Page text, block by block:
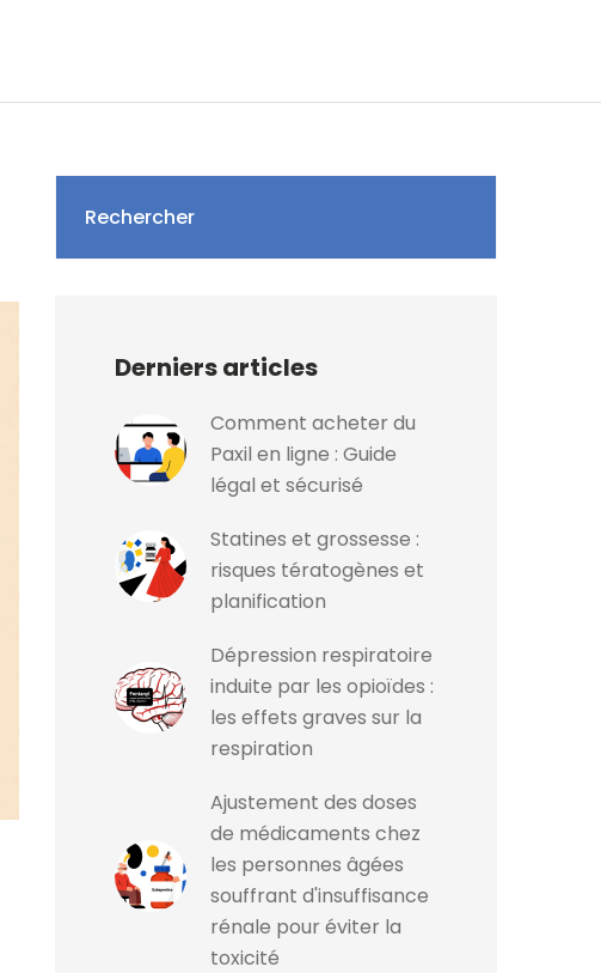
Rechercher
Derniers articles
Comment acheter du
Paxil en ligne : Guide
légal et sécurisé
Statines et grossesse :
risques tératogènes et
planification
Dépression respiratoire
induite par les opioïdes :
les effets graves sur la
respiration
Ajustement des doses
de médicaments chez
les personnes âgées
souffrant d'insuffisance
rénale pour éviter la
toxicité